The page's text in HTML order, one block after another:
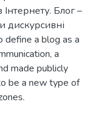
Блог –
дискурсивні
define a blog as a
a
made publicly
be a new type of